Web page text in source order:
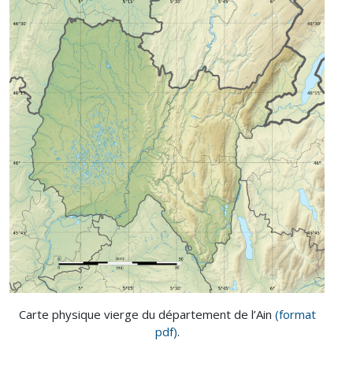
Carte physique vierge du département de l’Ain (format
pdf).